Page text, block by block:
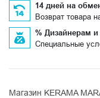
14 дней на
Возврат товара
% Дизайнерам и
Специальные
Магазин KERAMA